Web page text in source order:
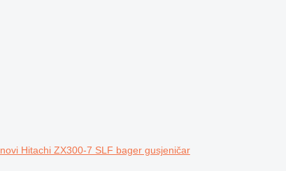
novi Hitachi ZX300-7 SLF bager gusjeničar